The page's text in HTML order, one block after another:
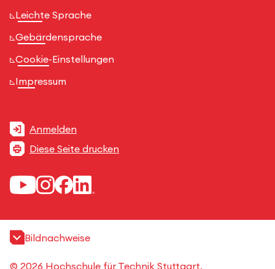
Leichte Sprache
Gebärdensprache
Cookie-Einstellungen
Impressum
Anmelden
Diese Seite drucken
Bildnachweise
© 2026 Hochschule für Technik Stuttgart.